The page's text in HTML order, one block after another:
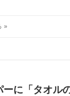
に「タオル